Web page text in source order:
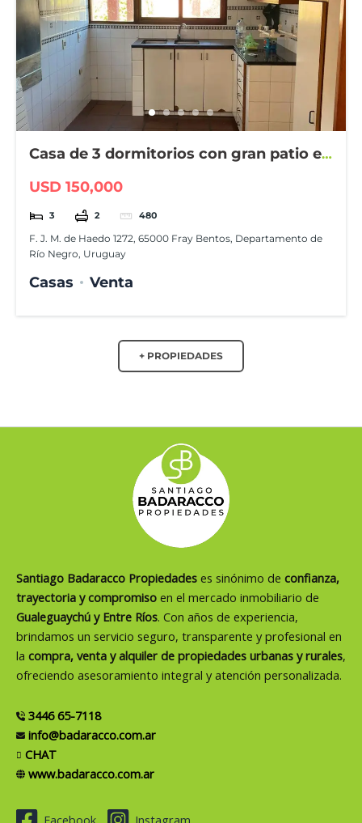
Casa de 3 dormitorios con gran patio en
USD 150,000
3 2 480
F. J. M. de Haedo 1272, 65000 Fray Bentos, Departamento de
Río Negro, Uruguay
Casas Venta
+ PROPIEDADES
Santiago Badaracco Propiedades es sinónimo de confianza,
trayectoria y compromiso en el mercado inmobiliario de
Gualeguaychú y Entre Ríos. Con años de experiencia,
brindamos un servicio seguro, transparente y profesional en
la compra, venta y alquiler de propiedades urbanas y rurales,
ofreciendo asesoramiento integral y atención personalizada.
3446 65-7118
info@badaracco.com.ar
CHAT
www.badaracco.com.ar
Facebook Instagram